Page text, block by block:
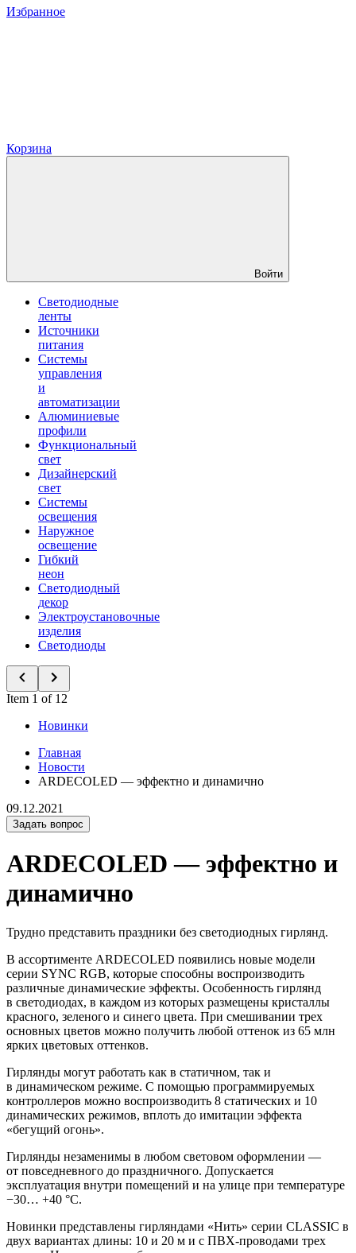
Избранное
Корзина
Войти
Светодиодные
ленты
Источники
питания
Системы
управления
и
автоматизации
Алюминиевые
профили
Функциональный
свет
Дизайнерский
свет
Системы
освещения
Наружное
освещение
Гибкий
неон
Светодиодный
декор
Электроустановочные
изделия
Светодиоды
Item 1 of 12
Новинки
Главная
Новости
ARDECOLED — эффектно и динамично
09.12.2021
Задать вопрос
ARDECOLED — эффектно и
динамично
Трудно представить праздники без светодиодных гирлянд.
В ассортименте ARDECOLED появились новые модели
серии SYNC RGB, которые способны воспроизводить
различные динамические эффекты. Особенность гирлянд
в светодиодах, в каждом из которых размещены кристаллы
красного, зеленого и синего цвета. При смешивании трех
основных цветов можно получить любой оттенок из 65 млн
ярких цветовых оттенков.
Гирлянды могут работать как в статичном, так и
в динамическом режиме. С помощью программируемых
контроллеров можно воспроизводить 8 статических и 10
динамических режимов, вплоть до имитации эффекта
«бегущий огонь».
Гирлянды незаменимы в любом световом оформлении —
от повседневного до праздничного. Допускается
эксплуатация внутри помещений и на улице при температуре
−30… +40 °C.
Новинки представлены гирляндами «Нить» серии CLASSIC в
двух вариантах длины: 10 и 20 м и с ПВХ-проводами трех